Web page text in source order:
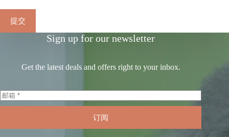
提交
Sign up for our newsletter
Get the latest deals and offers right to your inbox.
订阅